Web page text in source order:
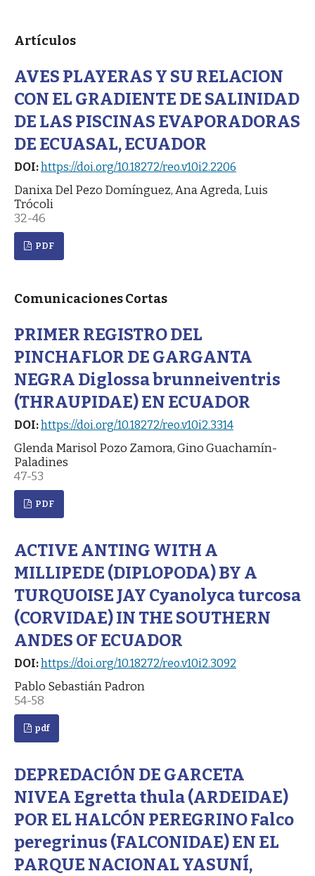
Artículos
AVES PLAYERAS Y SU RELACION
CON EL GRADIENTE DE SALINIDAD
DE LAS PISCINAS EVAPORADORAS
DE ECUASAL, ECUADOR
DOI:https://doi.org/10.18272/reo.v10i2.2206
Danixa Del Pezo Domínguez, Ana Agreda, Luis
Trócoli
32-46
PDF
Comunicaciones Cortas
PRIMER REGISTRO DEL
PINCHAFLOR DE GARGANTA
NEGRA Diglossa brunneiventris
(THRAUPIDAE) EN ECUADOR
DOI:https://doi.org/10.18272/reo.v10i2.3314
Glenda Marisol Pozo Zamora, Gino Guachamín-
Paladines
47-53
PDF
ACTIVE ANTING WITH A
MILLIPEDE (DIPLOPODA) BY A
TURQUOISE JAY Cyanolyca turcosa
(CORVIDAE) IN THE SOUTHERN
ANDES OF ECUADOR
DOI:https://doi.org/10.18272/reo.v10i2.3092
Pablo Sebastián Padron
54-58
pdf
DEPREDACIÓN DE GARCETA
NIVEA Egretta thula (ARDEIDAE)
POR EL HALCÓN PEREGRINO Falco
peregrinus (FALCONIDAE) EN EL
PARQUE NACIONAL YASUNÍ,